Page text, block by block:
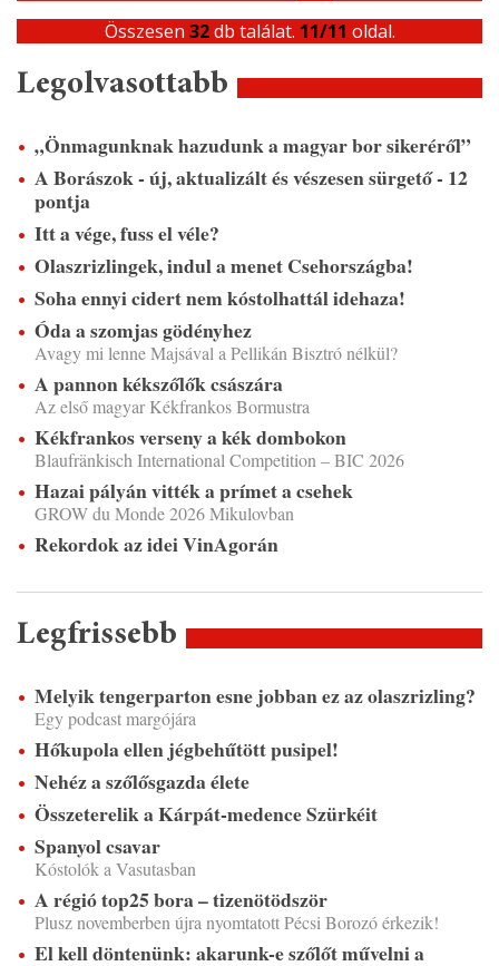
Összesen 32db találat. 11/11 oldal.
Legolvasottabb
„Önmagunknak hazudunk a magyar bor sikeréről”
A Borászok - új, aktualizált és vészesen sürgető - 12
pontja
Itt a vége, fuss el véle?
Olaszrizlingek, indul a menet Csehországba!
Soha ennyi cidert nem kóstolhattál idehaza!
Óda a szomjas gödényhez
Avagy mi lenne Majsával a Pellikán Bisztró nélkül?
A pannon kékszőlők császára
Az első magyar Kékfrankos Bormustra
Kékfrankos verseny a kék dombokon
Blaufränkisch International Competition – BIC 2026
Hazai pályán vitték a prímet a csehek
GROW du Monde 2026 Mikulovban
Rekordok az idei VinAgorán
Legfrissebb
Melyik tengerparton esne jobban ez az olaszrizling?
Egy podcast margójára
Hőkupola ellen jégbehűtött pusipel!
Nehéz a szőlősgazda élete
Összeterelik a Kárpát-medence Szürkéit
Spanyol csavar
Kóstolók a Vasutasban
A régió top25 bora – tizenötödször
Plusz novemberben újra nyomtatott Pécsi Borozó érkezik!
El kell döntenünk: akarunk-e szőlőt művelni a